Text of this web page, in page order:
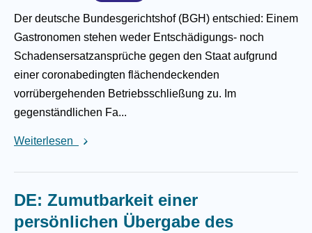
Der deutsche Bundesgerichtshof (BGH) entschied: Einem
Gastronomen stehen weder Entschädigungs- noch
Schadensersatzansprüche gegen den Staat aufgrund
einer coronabedingten flächendeckenden
vorrübergehenden Betriebsschließung zu. Im
gegenständlichen Fa...
Weiterlesen
DE: Zumutbarkeit einer
persönlichen Übergabe des